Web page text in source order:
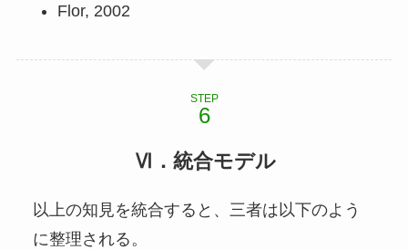
Flor, 2002
STEP
Ⅵ．統合モデル
以上の知見を統合すると、三者は以下のよう
に整理される。